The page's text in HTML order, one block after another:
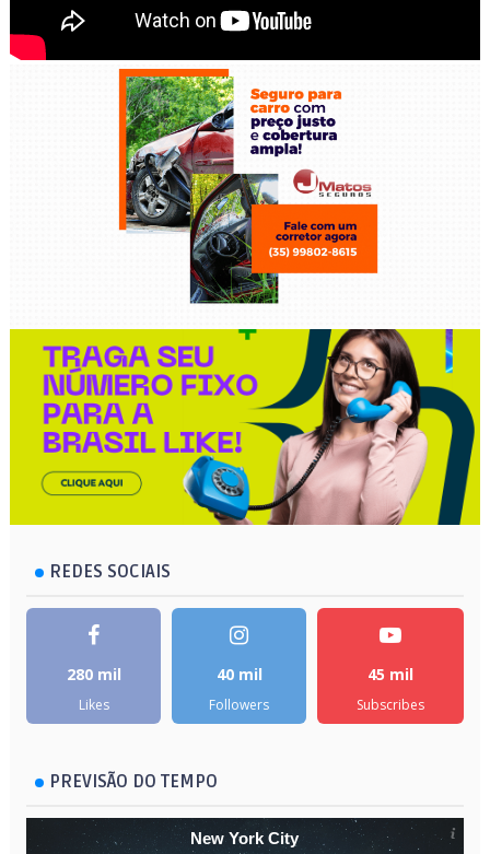
REDES SOCIAIS
280 mil
Likes
40 mil
Followers
45 mil
Subscribes
PREVISÃO DO TEMPO
New York City